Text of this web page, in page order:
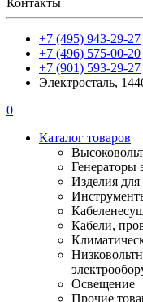
+7 (495) 943-29-27
+7 (496) 575-00-20
+7 (901) 593-29-27
Электросталь,
0
Каталог товаров
Генераторы
Изделия
Кабели,
Освещение
Прочие